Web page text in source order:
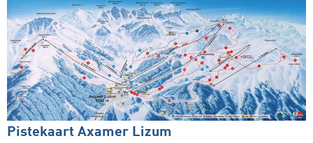
Pistekaart Axamer Lizum